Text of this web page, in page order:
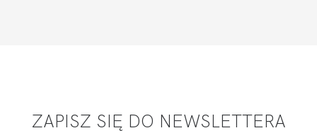
ZAPISZ SIĘ DO NEWSLETTERA